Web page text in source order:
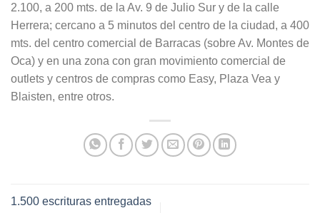
2.100, a 200 mts. de la Av. 9 de Julio Sur y de la calle
Herrera; cercano a 5 minutos del centro de la ciudad, a 400
mts. del centro comercial de Barracas (sobre Av. Montes de
Oca) y en una zona con gran movimiento comercial de
outlets y centros de compras como Easy, Plaza Vea y
Blaisten, entre otros.
1.500 escrituras entregadas